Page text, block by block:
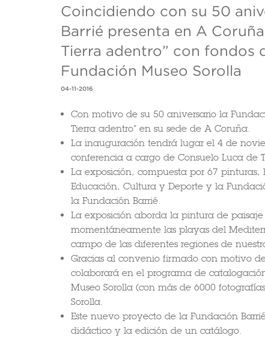
Coincidiendo con su 50
Barrié presenta en A
Tierra adentro” con fondos
Fundación Museo Sorolla
04-11-2016
Con motivo de su 50 aniversario la
Tierra adentro” en su sede de A Coruña.
La inauguración tendrá lugar el 4 de
conferencia a cargo de Consuelo Luca de
La exposición, compuesta por 67
Educación, Cultura y Deporte y la
la Fundación Barrié.
La exposición aborda la pintura de
momentáneamente las playas del
campo de las diferentes regiones de
Gracias al convenio firmado con motivo
colaborará en el programa de
Museo Sorolla (con más de 6000
Sorolla.
Este nuevo proyecto de la Fundación
didáctico y la edición de un catálogo.